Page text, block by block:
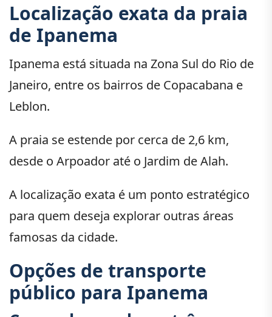
Localização exata da praia
de Ipanema
Ipanema está situada na Zona Sul do Rio de
Janeiro, entre os bairros de Copacabana e
Leblon.
A praia se estende por cerca de 2,6 km,
desde o Arpoador até o Jardim de Alah.
A localização exata é um ponto estratégico
para quem deseja explorar outras áreas
famosas da cidade.
Opções de transporte
público para Ipanema